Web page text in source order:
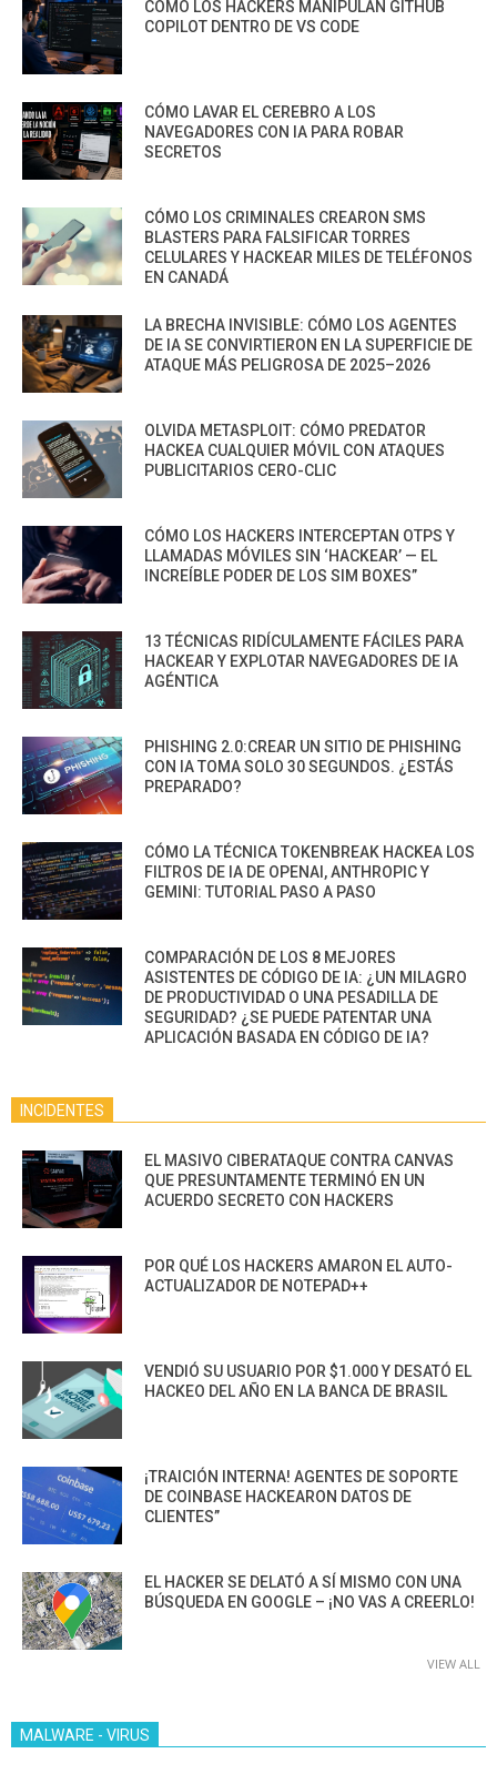
CÓMO LOS HACKERS MANIPULAN GITHUB
COPILOT DENTRO DE VS CODE
CÓMO LAVAR EL CEREBRO A LOS
NAVEGADORES CON IA PARA ROBAR
SECRETOS
CÓMO LOS CRIMINALES CREARON SMS
BLASTERS PARA FALSIFICAR TORRES
CELULARES Y HACKEAR MILES DE TELÉFONOS
EN CANADÁ
LA BRECHA INVISIBLE: CÓMO LOS AGENTES
DE IA SE CONVIRTIERON EN LA SUPERFICIE DE
ATAQUE MÁS PELIGROSA DE 2025–2026
OLVIDA METASPLOIT: CÓMO PREDATOR
HACKEA CUALQUIER MÓVIL CON ATAQUES
PUBLICITARIOS CERO-CLIC
CÓMO LOS HACKERS INTERCEPTAN OTPS Y
LLAMADAS MÓVILES SIN ‘HACKEAR’ — EL
INCREÍBLE PODER DE LOS SIM BOXES”
13 TÉCNICAS RIDÍCULAMENTE FÁCILES PARA
HACKEAR Y EXPLOTAR NAVEGADORES DE IA
AGÉNTICA
PHISHING 2.0:CREAR UN SITIO DE PHISHING
CON IA TOMA SOLO 30 SEGUNDOS. ¿ESTÁS
PREPARADO?
CÓMO LA TÉCNICA TOKENBREAK HACKEA LOS
FILTROS DE IA DE OPENAI, ANTHROPIC Y
GEMINI: TUTORIAL PASO A PASO
COMPARACIÓN DE LOS 8 MEJORES
ASISTENTES DE CÓDIGO DE IA: ¿UN MILAGRO
DE PRODUCTIVIDAD O UNA PESADILLA DE
SEGURIDAD? ¿SE PUEDE PATENTAR UNA
APLICACIÓN BASADA EN CÓDIGO DE IA?
INCIDENTES
EL MASIVO CIBERATAQUE CONTRA CANVAS
QUE PRESUNTAMENTE TERMINÓ EN UN
ACUERDO SECRETO CON HACKERS
POR QUÉ LOS HACKERS AMARON EL AUTO-
ACTUALIZADOR DE NOTEPAD++
VENDIÓ SU USUARIO POR $1.000 Y DESATÓ EL
HACKEO DEL AÑO EN LA BANCA DE BRASIL
¡TRAICIÓN INTERNA! AGENTES DE SOPORTE
DE COINBASE HACKEARON DATOS DE
CLIENTES”
EL HACKER SE DELATÓ A SÍ MISMO CON UNA
BÚSQUEDA EN GOOGLE – ¡NO VAS A CREERLO!
VIEW ALL
MALWARE - VIRUS